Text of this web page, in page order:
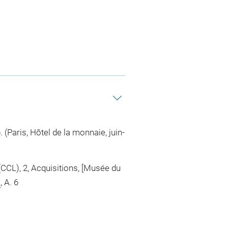
Hôtel de la monnaie, juin-
2, Acquisitions, [Musée du
, A. 6